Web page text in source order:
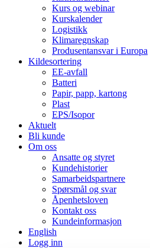
Kurs og webinar
Kurskalender
Logistikk
Klimaregnskap
Produsentansvar i Europa
Kildesortering
EE-avfall
Batteri
Papir, papp, kartong
Plast
EPS/Isopor
Aktuelt
Bli kunde
Om oss
Ansatte og styret
Kundehistorier
Samarbeidspartnere
Spørsmål og svar
Åpenhetsloven
Kontakt oss
Kundeinformasjon
English
Logg inn